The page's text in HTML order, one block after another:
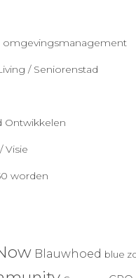
omgevingsmanagement
/ Seniorenstad
Ontwikkelen
Visie
worden
Blauwhoed blue